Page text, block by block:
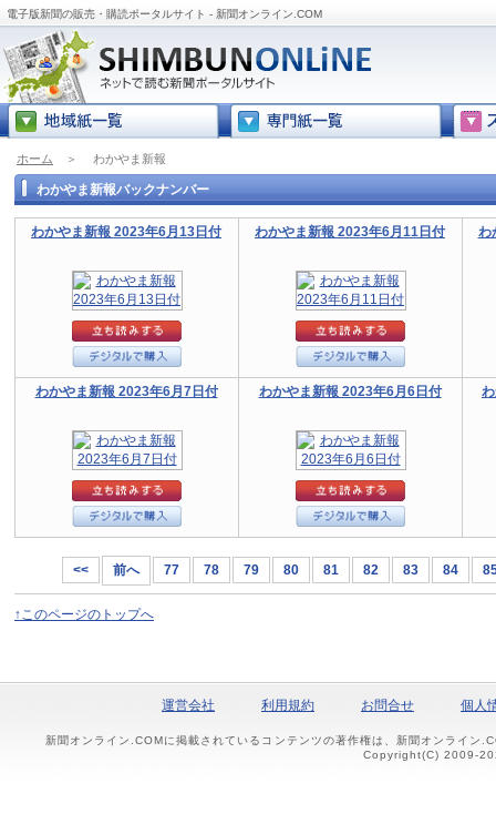
電子版新聞の販売・購読ポータルサイト - 新聞オンライン.COM
ホーム ＞ わかやま新報
わかやま新報バックナンバー
わかやま新報 2023年6月13日付 わかやま新報 2023年6月11日付 わ
わかやま新報 2023年6月7日付 わかやま新報 2023年6月6日付
<< 前へ 77 78 79 80 81 82 83 84
↑このページのトップへ
運営会社 利用規約 お問合せ 個人
新聞オンライン.COMに掲載されているコンテンツの著作権は、新聞オンライン
Copyright(C) 2009-